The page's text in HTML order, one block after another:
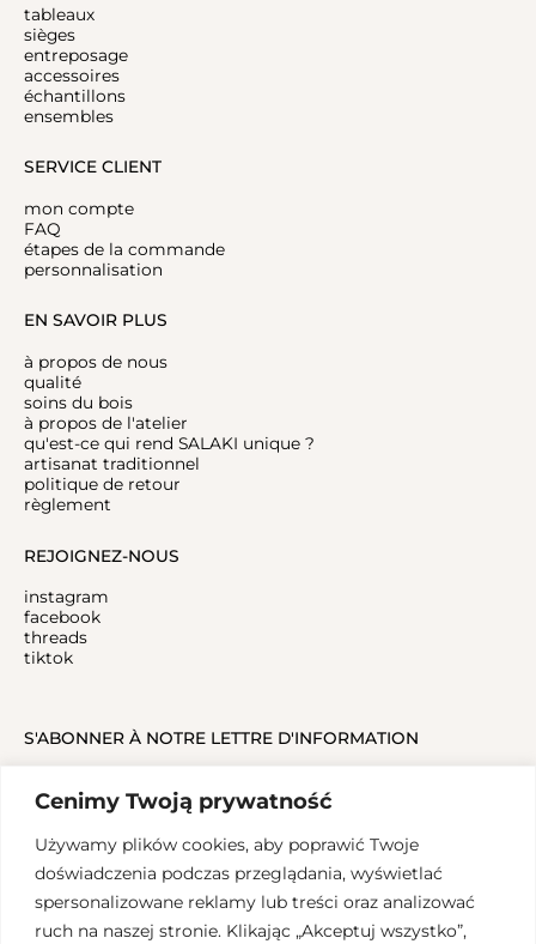
Cenimy Twoją prywatność
Używamy plików cookies, aby poprawić Twoje
doświadczenia podczas przeglądania, wyświetlać
spersonalizowane reklamy lub treści oraz analizować
ruch na naszej stronie. Klikając „Akceptuj wszystko”,
tableaux
sièges
entreposage
accessoires
échantillons
ensembles
SERVICE CLIENT
mon compte
FAQ
étapes de la commande
personnalisation
EN SAVOIR PLUS
à propos de nous
qualité
soins du bois
à propos de l'atelier
qu'est-ce qui rend SALAKI unique ?
artisanat traditionnel
politique de retour
règlement
REJOIGNEZ-NOUS
instagram
facebook
threads
tiktok
S'ABONNER À NOTRE LETTRE D'INFORMATION